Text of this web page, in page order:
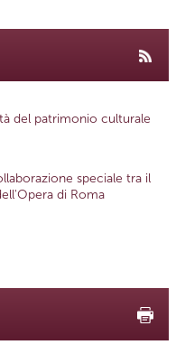
del patrimonio culturale
speciale tra il
di Roma